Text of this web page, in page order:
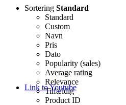
Link to Youtube
Sortering Standard
Standard
Custom
Navn
Pris
Dato
Popularity (sales)
Average rating
Relevance
Tilfældig
Product ID